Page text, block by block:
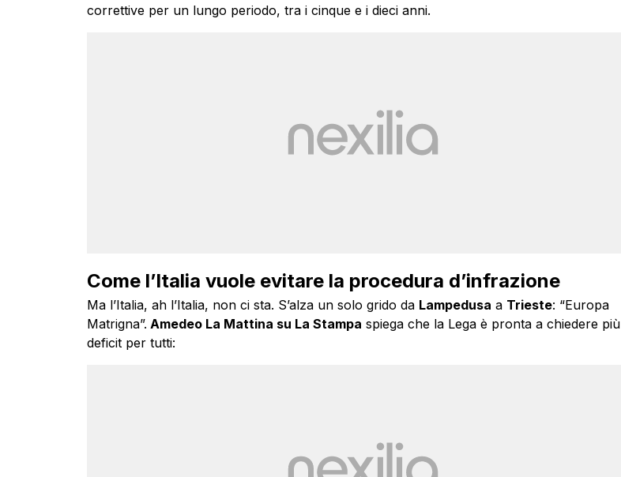
correttive per un lungo periodo, tra i cinque e i dieci anni.
Come l’Italia vuole evitare la procedura d’infrazione
Ma l’Italia, ah l’Italia, non ci sta. S’alza un solo grido da Lampedusa a Trieste: “Europa
Matrigna”. Amedeo La Mattina su La Stampa spiega che la Lega è pronta a chiedere più
deficit per tutti: